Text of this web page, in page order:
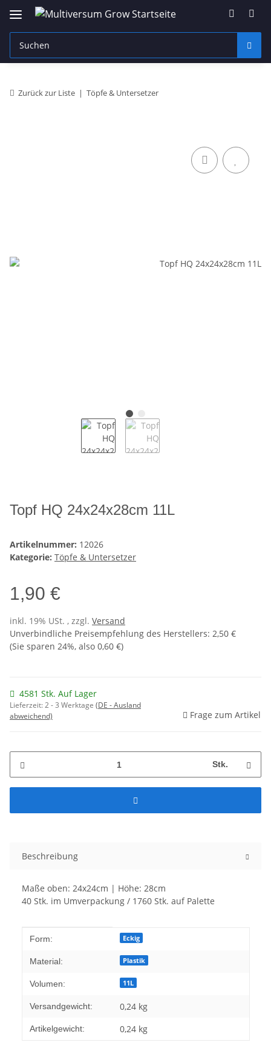
Zurück zur Liste Töpfe & Untersetzer
Topf HQ 24x24x28cm 11L
Artikelnummer: 12026
Kategorie: Töpfe & Untersetzer
1,90 €
inkl. 19% USt. , zzgl. Versand
Unverbindliche Preisempfehlung des Herstellers: 2,50 €
(Sie sparen 24%, also 0,60 €)
4581 Stk. Auf Lager
Lieferzeit:2 - 3 Werktage (DE - Ausland
abweichend)
Frage zum Artikel
Stk.
Beschreibung
Maße oben: 24x24cm | Höhe: 28cm
40 Stk. im Umverpackung / 1760 Stk. auf Palette
Produkteigenschaft
Wert
Form: Eckig
Material: Plastik
Volumen: 11L
Versandgewicht: 0,24 kg
Artikelgewicht: 0,24 kg